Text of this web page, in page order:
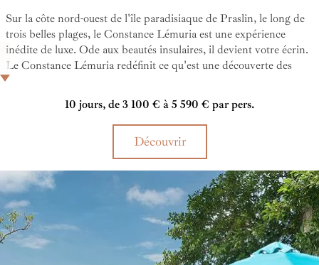
Sur la côte nord-ouest de l'île paradisiaque de Praslin, le long de
trois belles plages, le Constance Lémuria est une expérience
inédite de luxe. Ode aux beautés insulaires, il devient votre écrin.
Le Constance Lémuria redéfinit ce qu'est une découverte des
Seychelles. Repos sur la plage, détente au spa, parcours de golf et
exploration sous-marine... Au Constance Lémuria, vous êtes
10 jours, de 3 100 € à 5 590 € par pers.
Découvrir